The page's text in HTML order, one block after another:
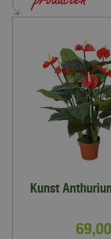
Kunst
69,00